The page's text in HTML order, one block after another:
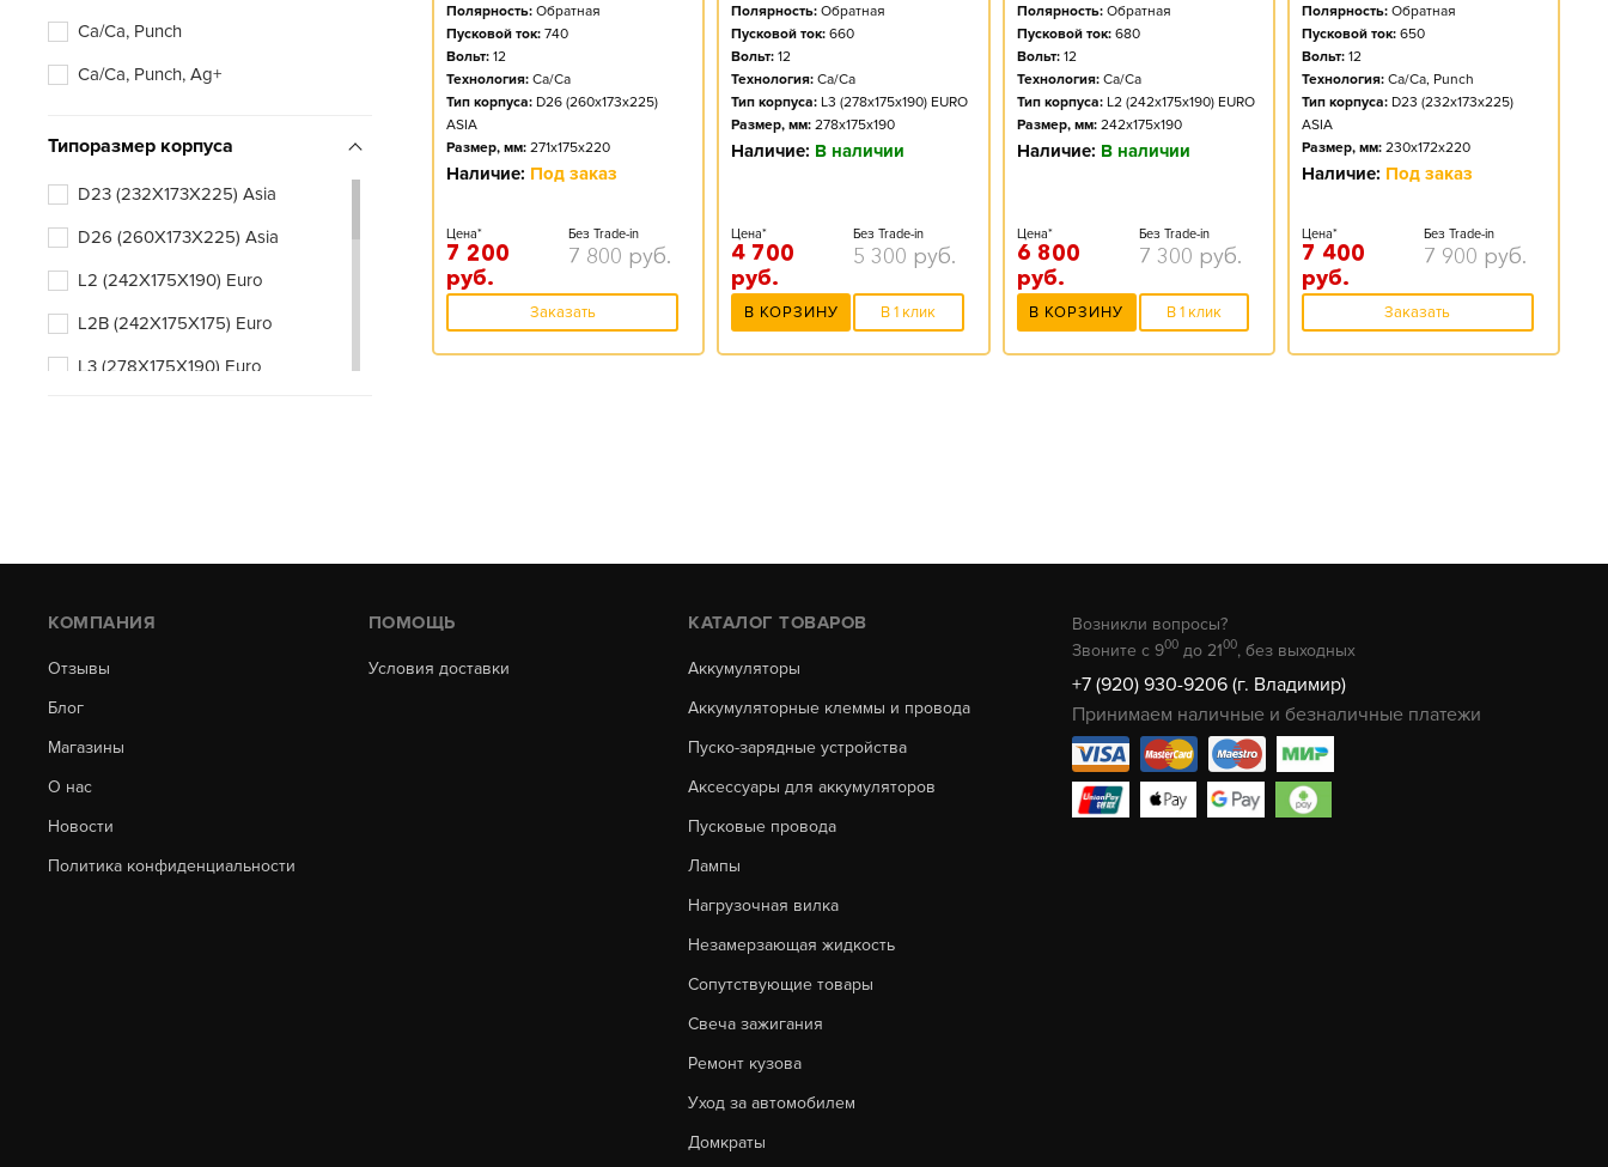
Ca/Ca, Punch
Ca/Ca, Punch, Ag+
Типоразмер корпуса
D23 (232X173X225) Asia
D26 (260X173X225) Asia
L2 (242X175X190) Euro
L2B (242X175X175) Euro
L3 (278X175X190) Euro
Полярность: Обратная
Пусковой ток: 740
Вольт: 12
Технология: Ca/Ca
Тип корпуса: D26 (260x173x225)
ASIA
Размер, мм: 271x175x220
Наличие: Под заказ
Цена*
7 200
руб.
Без Trade-in
7 800 руб.
Заказать
Полярность: Обратная
Пусковой ток: 660
Вольт: 12
Технология: Ca/Ca
Тип корпуса: L3 (278x175x190) EURO
Размер, мм: 278x175x190
Наличие: В наличии
Цена*
4 700
руб.
Без Trade-in
5 300 руб.
В КОРЗИНУ В 1 клик
Полярность: Обратная
Пусковой ток: 680
Вольт: 12
Технология: Ca/Ca
Тип корпуса: L2 (242x175x190) EURO
Размер, мм: 242x175x190
Наличие: В наличии
Цена*
6 800
руб.
Без Trade-in
7 300 руб.
В КОРЗИНУ В 1 клик
Полярность: Обратная
Пусковой ток: 650
Вольт: 12
Технология: Ca/Ca, Punch
Тип корпуса: D23 (232x173x225)
ASIA
Размер, мм: 230x172x220
Наличие: Под заказ
Цена*
7 400
руб.
Без Trade-in
7 900 руб.
Заказать
КОМПАНИЯ
Отзывы
Блог
Магазины
О нас
Новости
Политика конфиденциальности
ПОМОЩЬ
Условия доставки
КАТАЛОГ ТОВАРОВ
Аккумуляторы
Аккумуляторные клеммы и провода
Пуско-зарядные устройства
Аксессуары для аккумуляторов
Пусковые провода
Лампы
Нагрузочная вилка
Незамерзающая жидкость
Сопутствующие товары
Свеча зажигания
Ремонт кузова
Уход за автомобилем
Домкраты
Возникли вопросы?
Звоните с 900 до 2100, без выходных
+7 (920) 930-9206 (г. Владимир)
Принимаем наличные и безналичные платежи